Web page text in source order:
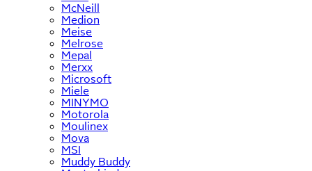
McNeill
Medion
Meise
Melrose
Mepal
Merxx
Microsoft
Miele
MINYMO
Motorola
Moulinex
Mova
MSI
Muddy Buddy